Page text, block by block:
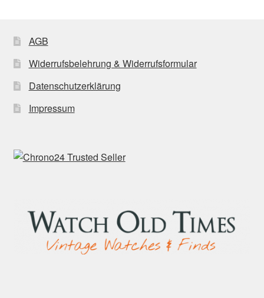
AGB
Widerrufsbelehrung & Widerrufsformular
Datenschutzerklärung
Impressum